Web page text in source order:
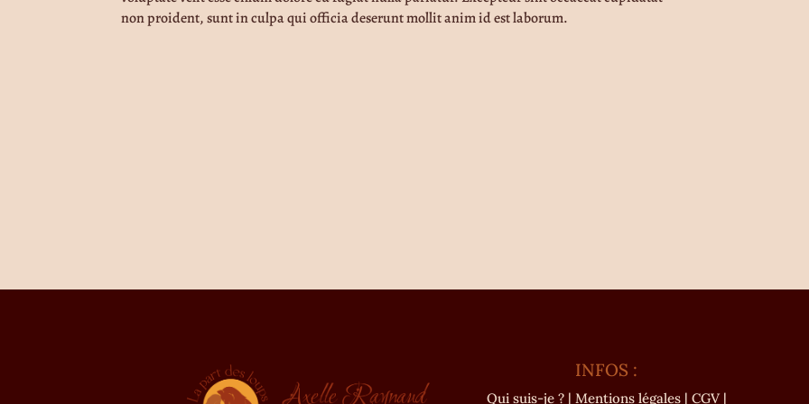
non proident, sunt in culpa qui officia deserunt mollit anim id est laborum.
INFOS :
Qui suis-je ?| Mentions légales| CGV|